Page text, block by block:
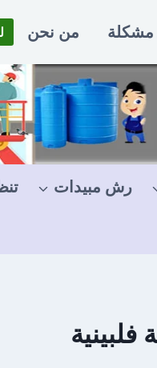
مشكلة من نحن
رش مبيدات